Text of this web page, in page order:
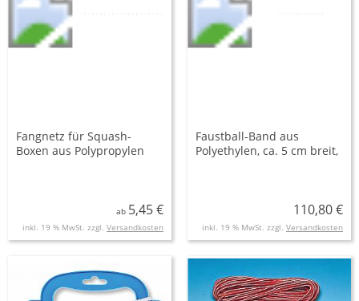
Fangnetz für Squash-
Boxen aus Polypropylen
ab 5,45 €
inkl. 19 % MwSt. zzgl. Versandkosten
Faustball-Band aus
Polyethylen, ca. 5 cm breit,
110,80 €
inkl. 19 % MwSt. zzgl. Versandkosten